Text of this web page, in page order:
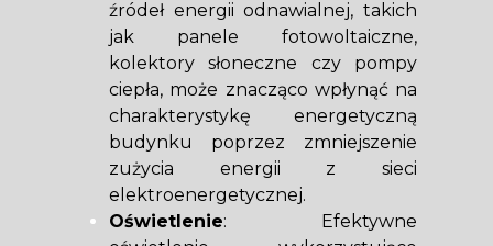
źródeł energii odnawialnej, takich
jak panele fotowoltaiczne,
kolektory słoneczne czy pompy
ciepła, może znacząco wpłynąć na
charakterystykę energetyczną
budynku poprzez zmniejszenie
zużycia energii z sieci
elektroenergetycznej.
Oświetlenie: Efektywne